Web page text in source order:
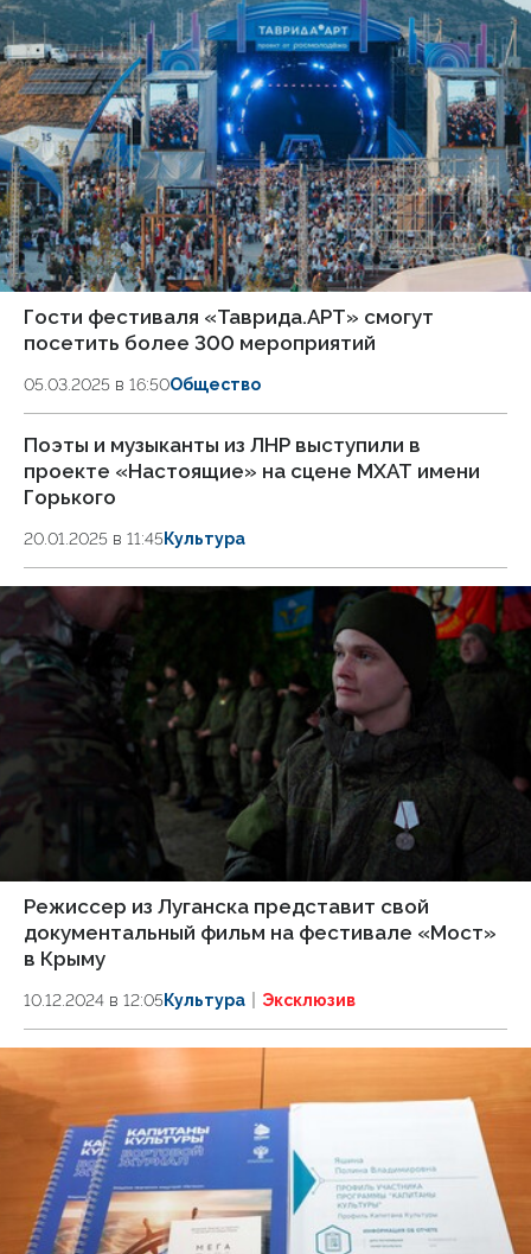
Гости фестиваля «Таврида.АРТ» смогут
посетить более 300 мероприятий
05.03.2025 в 16:50Общество
Поэты и музыканты из ЛНР выступили в
проекте «Настоящие» на сцене МХАТ имени
Горького
20.01.2025 в 11:45 Культура
Режиссер из Луганска представит свой
документальный фильм на фестивале «Мост»
в Крыму
10.12.2024 в 12:05 Культура Эксклюзив